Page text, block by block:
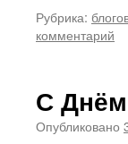
Рубрика:
комментарий
С
Опубликовано